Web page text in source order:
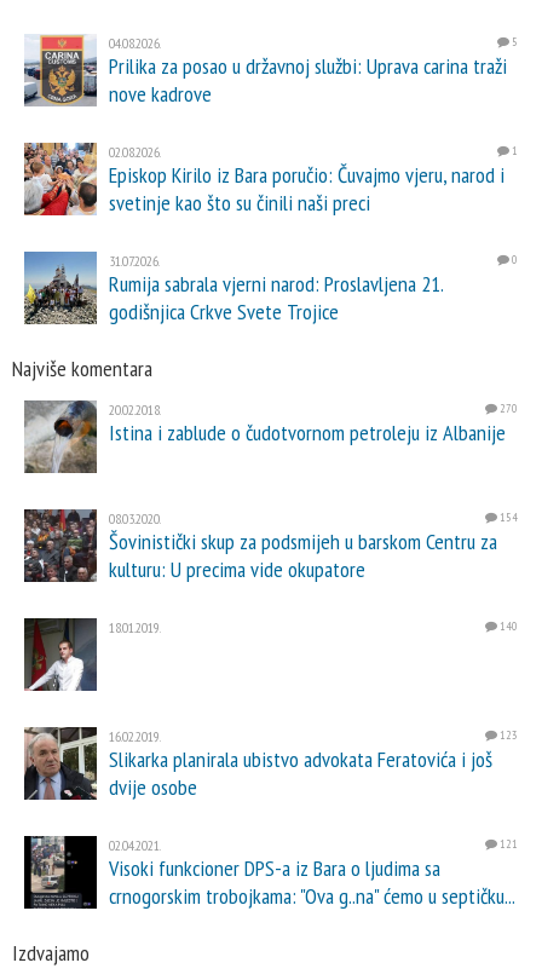
04.08.2026. 5
Prilika za posao u državnoj službi: Uprava carina traži
nove kadrove
02.08.2026. 1
Episkop Kirilo iz Bara poručio: Čuvajmo vjeru, narod i
svetinje kao što su činili naši preci
31.07.2026. 0
Rumija sabrala vjerni narod: Proslavljena 21.
godišnjica Crkve Svete Trojice
Najviše komentara
20.02.2018. 270
Istina i zablude o čudotvornom petroleju iz Albanije
08.03.2020. 154
Šovinistički skup za podsmijeh u barskom Centru za
kulturu: U precima vide okupatore
18.01.2019. 140
16.02.2019. 123
Slikarka planirala ubistvo advokata Feratovića i još
dvije osobe
02.04.2021. 121
Visoki funkcioner DPS-a iz Bara o ljudima sa
crnogorskim trobojkama: "Ova g..na" ćemo u septičku...
Izdvajamo